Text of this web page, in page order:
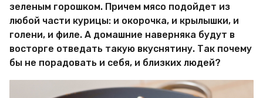
т
е
й
зеленым горошком. Причем мясо подойдет из
любой части курицы: и окорочка, и крылышки, и
голени, и филе. А домашние наверняка будут в
восторге отведать такую вкуснятину. Так почему
бы не порадовать и себя, и близких людей?